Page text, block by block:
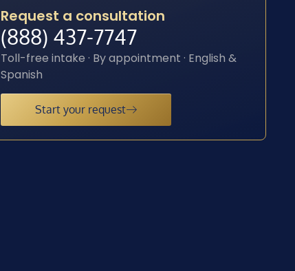
Request a consultation
(888) 437-7747
Toll-free intake · By appointment · English &
Spanish
Start your request